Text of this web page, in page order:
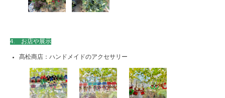
4. お店や展示
髙松商店：ハンドメイドのアクセサリー